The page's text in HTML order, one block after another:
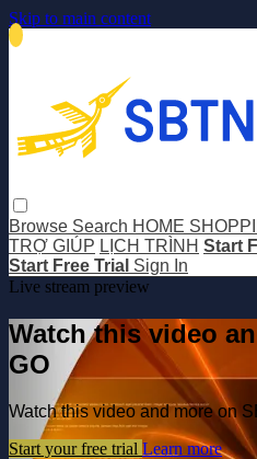
Skip to main content
Browse Search HOME
TRỢ GIÚP LỊCH TRÌNH Start
Start Free Trial Sign In
Live stream preview
Watch this video
GO
Watch this video and more on
Start your free trial Learn more